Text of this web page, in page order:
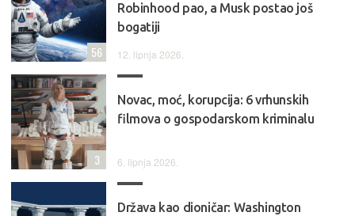
Robinhood pao, a Musk postao još
bogatiji
12. lipnja 2026.
56
Novac, moć, korupcija: 6 vrhunskih
filmova o gospodarskom kriminalu
6. lipnja 2026.
3
Država kao dioničar: Washington